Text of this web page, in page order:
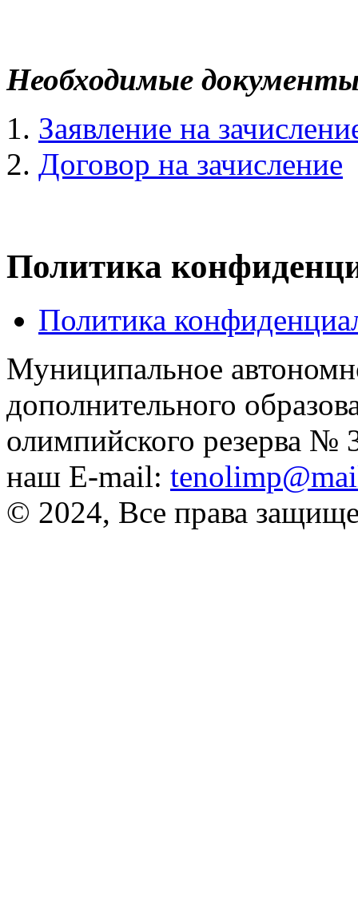
Необходимые
Заявление на
Договор на зачисление
Политика
Политика
Муниципальное
дополнительного
олимпийского резерва №
наш E-mail:
© 2024, Все права